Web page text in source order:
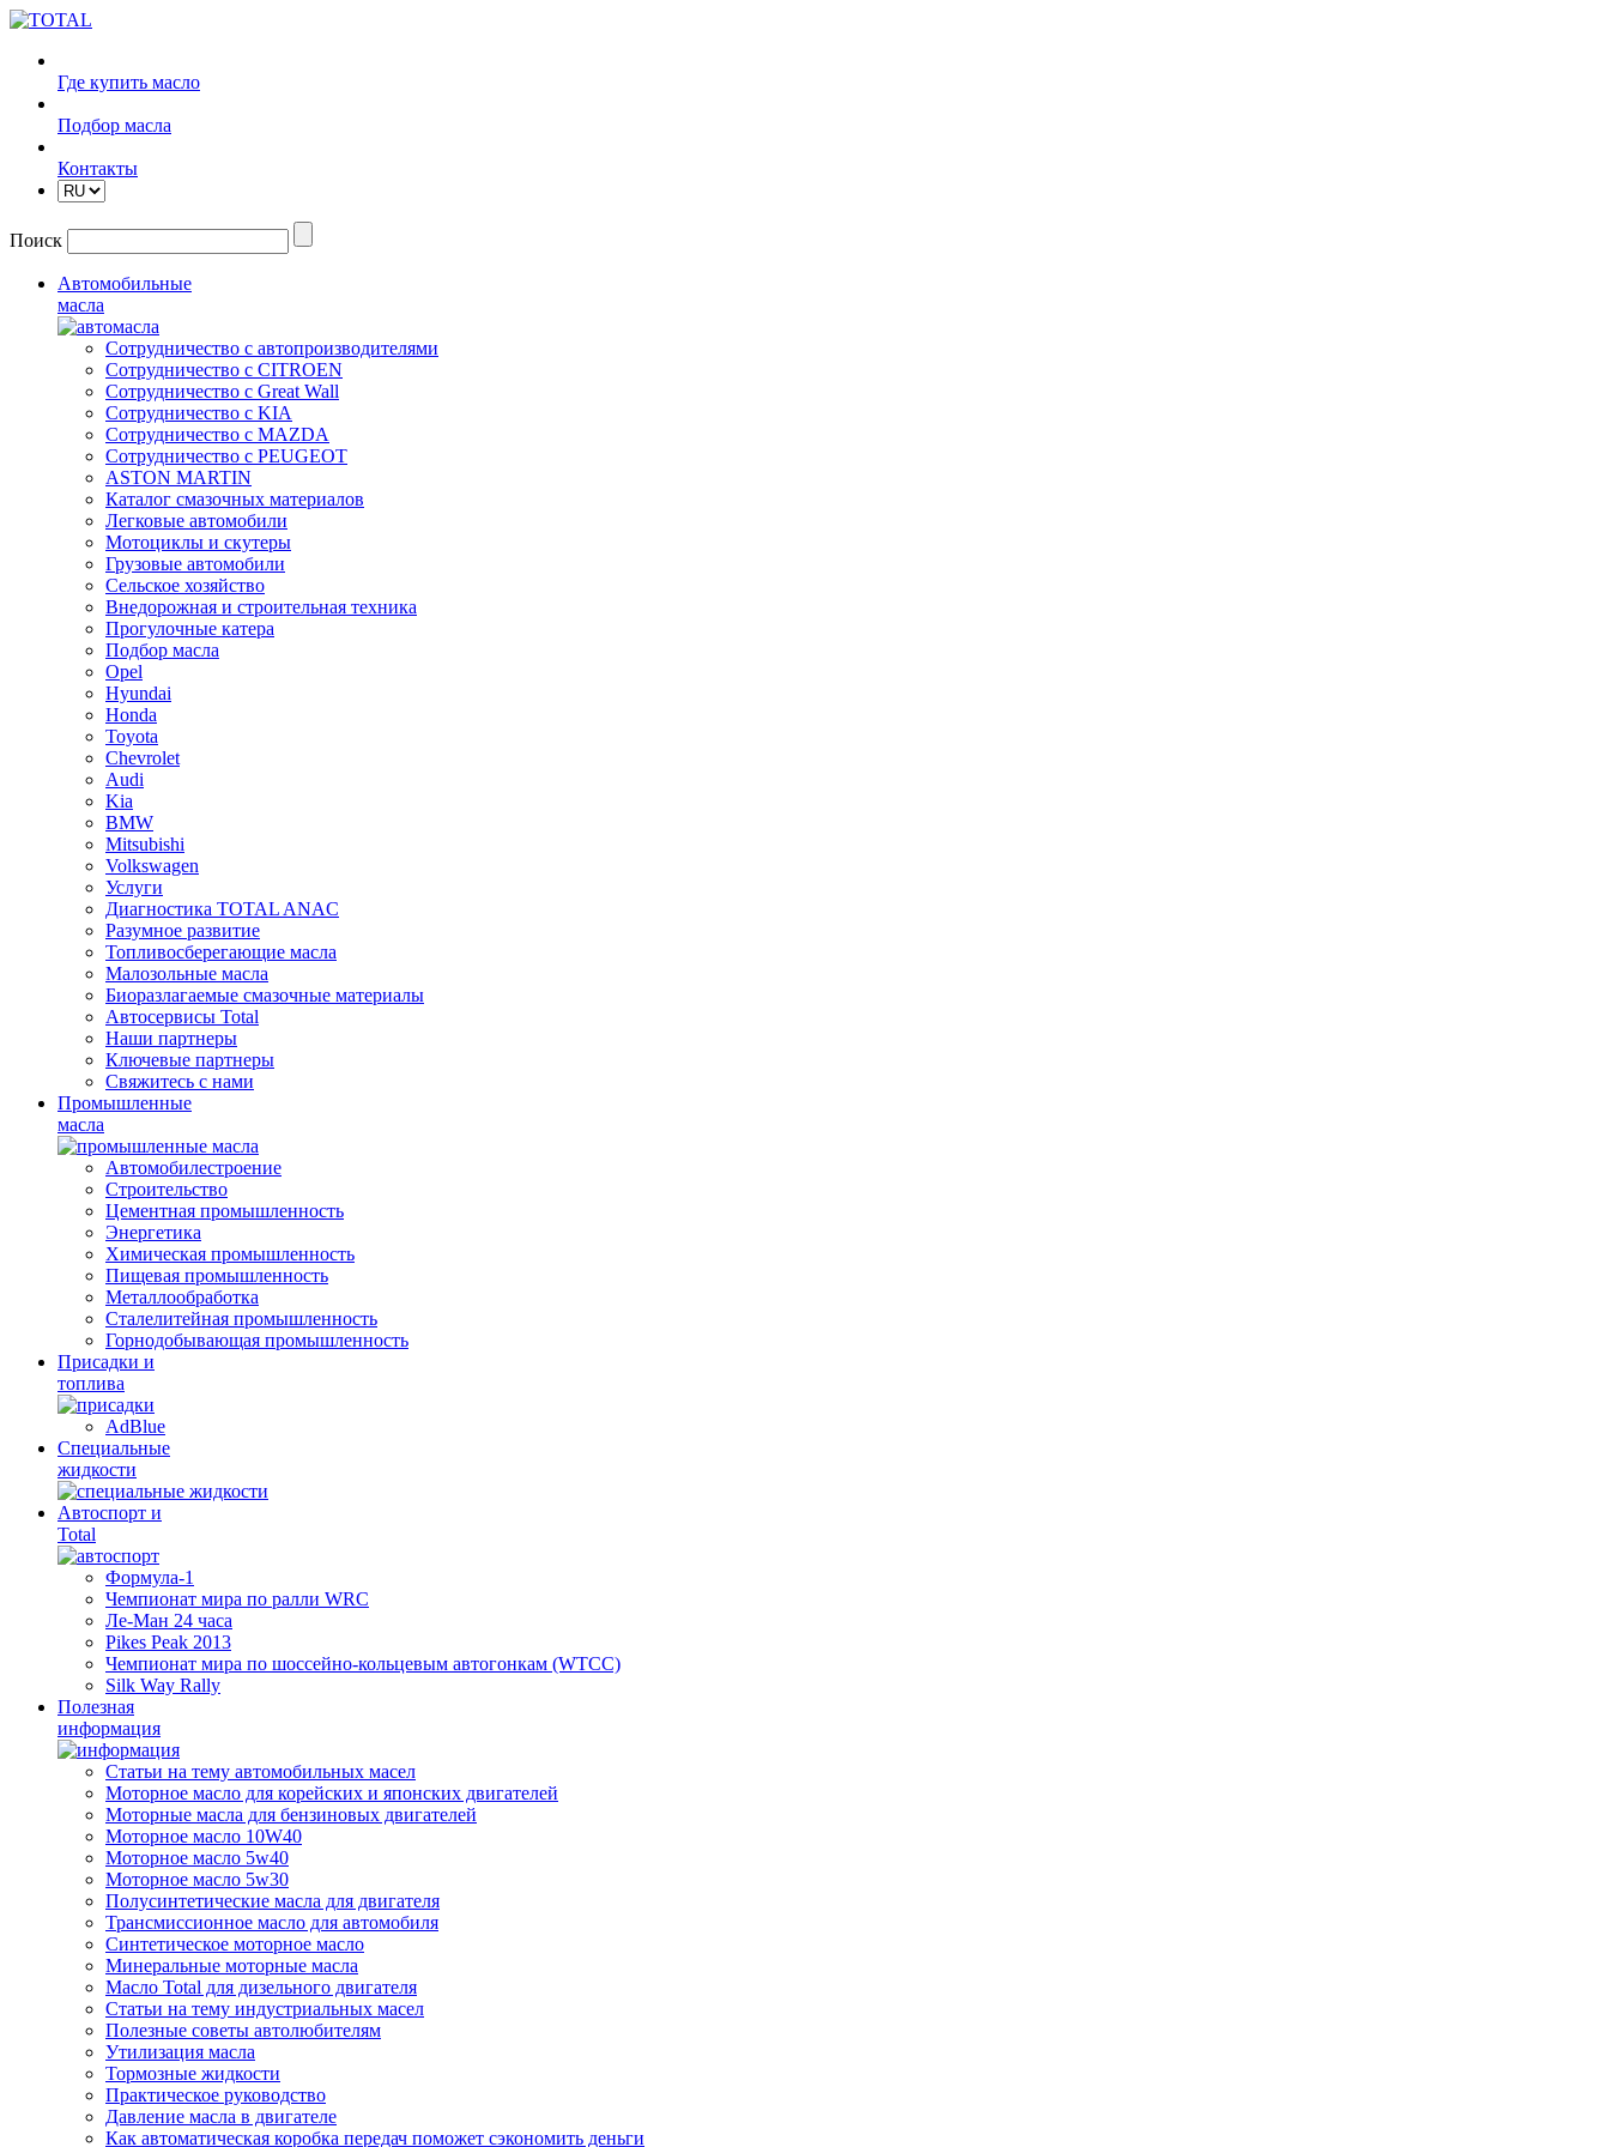
Где купить масло
Подбор масла
Контакты
Поиск
Автомобильные
масла
Сотрудничество с автопроизводителями
Сотрудничество с CITROEN
Сотрудничество с Great Wall
Сотрудничество с KIA
Сотрудничество с MAZDA
Сотрудничество с PEUGEOT
ASTON MARTIN
Каталог смазочных материалов
Легковые автомобили
Мотоциклы и скутеры
Грузовые автомобили
Сельское хозяйство
Внедорожная и строительная техника
Прогулочные катера
Подбор масла
Opel
Hyundai
Honda
Toyota
Chevrolet
Audi
Kia
BMW
Mitsubishi
Volkswagen
Услуги
Диагностика TOTAL ANAC
Разумное развитие
Топливосберегающие масла
Малозольные масла
Биоразлагаемые смазочные материалы
Автосервисы Total
Наши партнеры
Ключевые партнеры
Свяжитесь с нами
Промышленные
масла
Автомобилестроение
Строительство
Цементная промышленность
Энергетика
Химическая промышленность
Пищевая промышленность
Металлообработка
Сталелитейная промышленность
Горнодобывающая промышленность
Присадки и
топлива
AdBlue
Специальные
жидкости
Автоспорт и
Total
Формула-1
Чемпионат мира по ралли WRC
Ле-Ман 24 часа
Pikes Peak 2013
Чемпионат мира по шоссейно-кольцевым автогонкам (WTCC)
Silk Way Rally
Полезная
информация
Статьи на тему автомобильных масел
Моторное масло для корейских и японских двигателей
Моторные масла для бензиновых двигателей
Моторное масло 10W40
Моторное масло 5w40
Моторное масло 5w30
Полусинтетические масла для двигателя
Трансмиссионное масло для автомобиля
Синтетическое моторное масло
Минеральные моторные масла
Масло Total для дизельного двигателя
Статьи на тему индустриальных масел
Полезные советы автолюбителям
Утилизация масла
Тормозные жидкости
Практическое руководство
Давление масла в двигателе
Как автоматическая коробка передач поможет сэкономить деньги